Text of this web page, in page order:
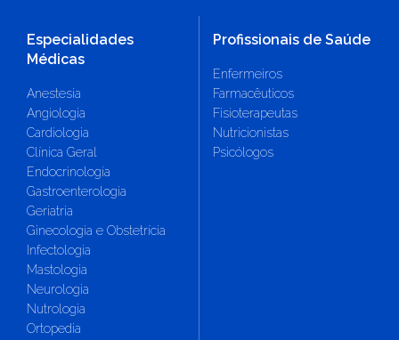
Especialidades
Médicas
Anestesia
Angiologia
Cardiologia
Clínica Geral
Endocrinologia
Gastroenterologia
Geriatria
Ginecologia e Obstetrícia
Infectologia
Mastologia
Neurologia
Nutrologia
Ortopedia
Profissionais de Saúde
Enfermeiros
Farmacêuticos
Fisioterapeutas
Nutricionistas
Psicólogos